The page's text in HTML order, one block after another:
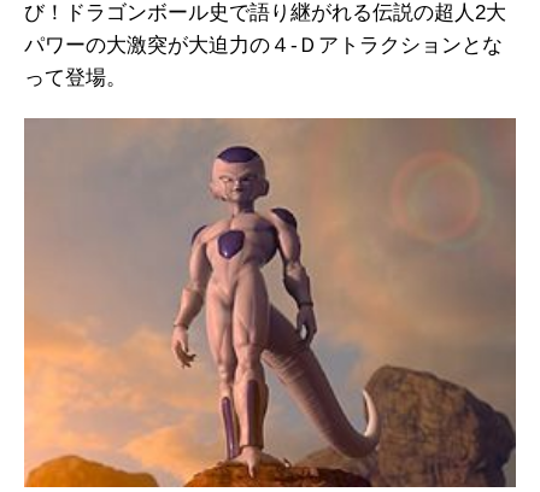
び！ドラゴンボール史で語り継がれる伝説の超人2大
パワーの大激突が大迫力の４-Ｄアトラクションとな
って登場。